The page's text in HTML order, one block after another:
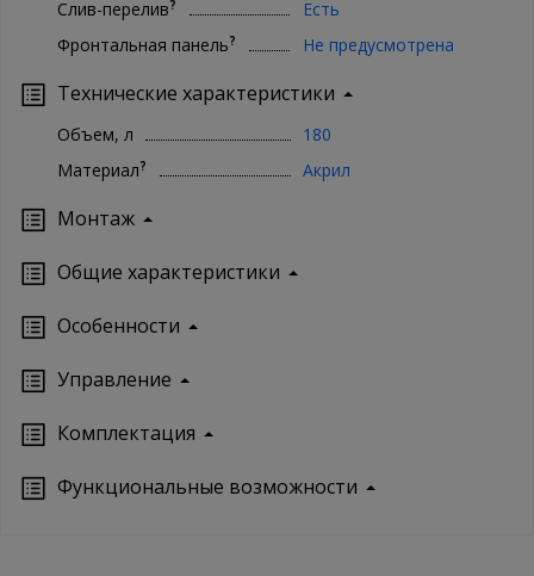
Слив-перелив?
Есть
Фронтальная панель? Не предусмотрена
Технические характеристики
Объем, л
180
Материал? Акрил
Монтаж
Oбщие характеристики
Особенности
Управление
Кoмплектация
Функциональные возможности